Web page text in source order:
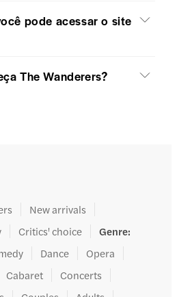
pode acessar o site
The Wanderers?
New arrivals
Critics' choice Genre:
Dance
Opera
Cabaret
Concerts